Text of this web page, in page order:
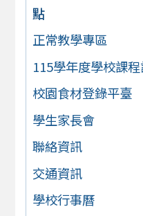
點
正常教學專區
115學年度學校課
校園食材登錄平臺
學生家長會
聯絡資訊
交通資訊
學校行事曆